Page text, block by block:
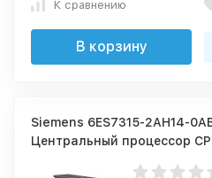
К сравнению
В корзину
Siemens 6ES7315-2AH14-
Центральный процессор